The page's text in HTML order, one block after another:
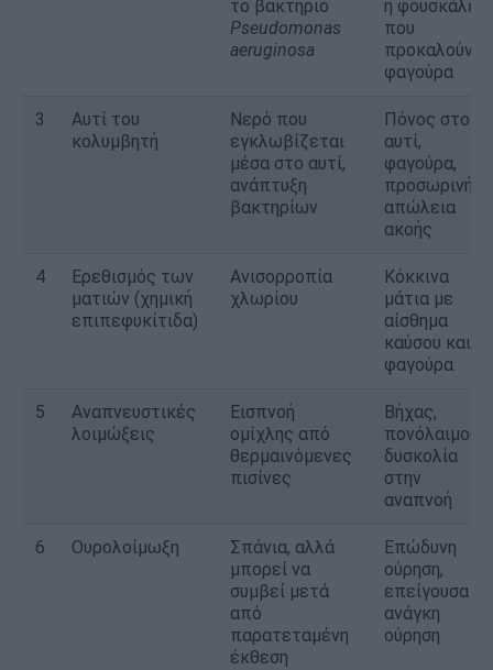
το βακτήριο
Pseudomonas
aeruginosa
ή φουσκάλες
που
προκαλούν
φαγούρα
3
Αυτί του
κολυμβητή
Νερό που
εγκλωβίζεται
μέσα στο αυτί,
ανάπτυξη
βακτηρίων
Πόνος στο
αυτί,
φαγούρα,
προσωρινή
απώλεια
ακοής
4
Ερεθισμός των
ματιών (χημική
επιπεφυκίτιδα)
Ανισορροπία
χλωρίου
Κόκκινα
μάτια με
αίσθημα
καύσου και
φαγούρα
5
Αναπνευστικές
λοιμώξεις
Εισπνοή
ομίχλης από
θερμαινόμενες
πισίνες
Βήχας,
πονόλαιμος,
δυσκολία
στην
αναπνοή
6 Ουρολοίμωξη
Σπάνια, αλλά
μπορεί να
συμβεί μετά
από
παρατεταμένη
έκθεση
Επώδυνη
ούρηση,
επείγουσα
ανάγκη
ούρηση